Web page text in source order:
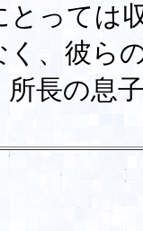
とっては
く、彼ら
所長の息